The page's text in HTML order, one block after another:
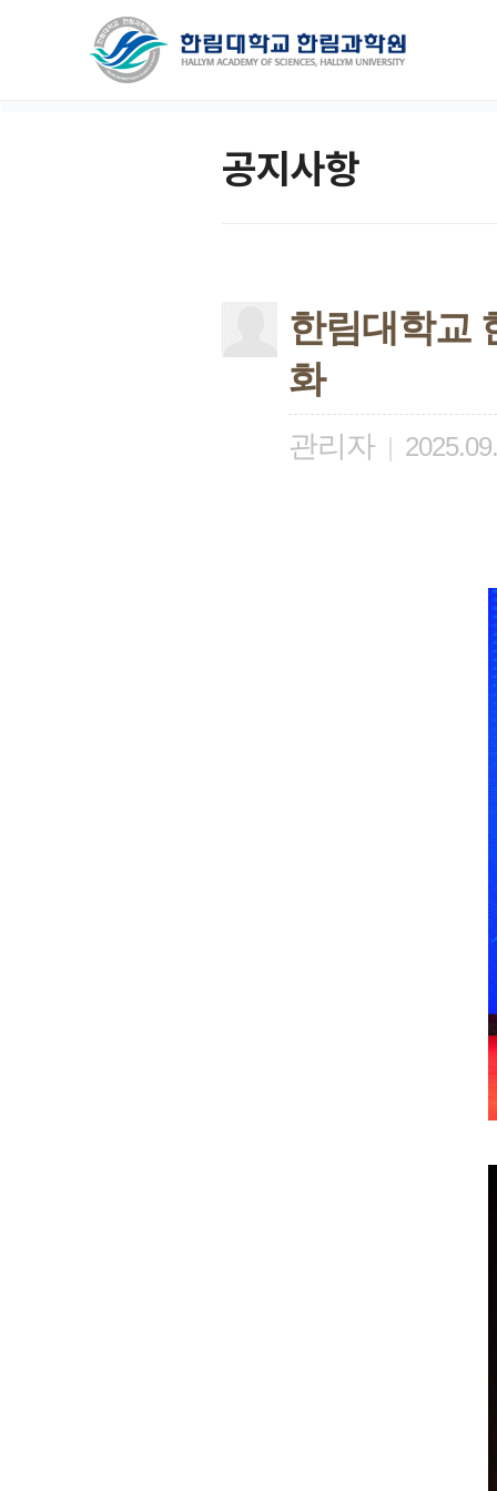
공지사항
한림대학교
화
관리자 |